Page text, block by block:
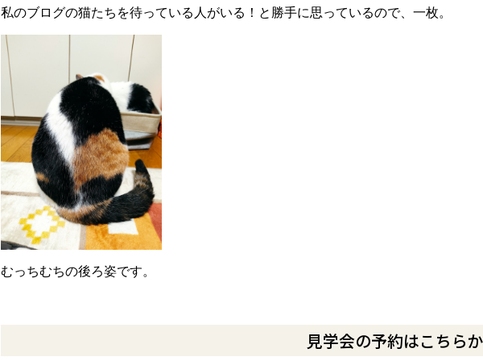
私のブログの猫たちを待っている人がいる！と勝手に思っているので、一枚。
むっちむちの後ろ姿です。
見学会の予約はこちら